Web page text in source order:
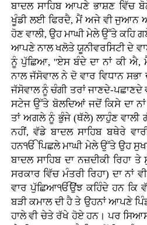
ਬਾਦਲ ਸਾਹਿਬ ਆਪਣੇ ਭਾਸ਼ਣ
ਖੂੰਡੀ ਲਈ ਫਿਰਦੈ, ਮੈਂ ਅਜੇ ਵੀ
ਹੋਣ ਵਾਲੀ, ਉਹ ਮਾਘੀ ਮੇਲੇ ਉੱਤੇ ਕਹਿ
ਆਪਣੇ ਨਾਲ ਖਲੋਤੇ ਯੂਨੀਵਰਸਿਟੀ ਦੇ
ਨੂੰ ਪੁੱਛਿਆ, ''ਏਸ ਬੰਦੇ ਦਾ ਨਾਂ ਕੀ ਐ,
ਨਾਲ ਜੱਸੋਵਾਲ ਨੇ ਦੋ ਵਾਰ ਵਿਧਾਨ
ਜੱਸੋਵਾਲ ਨੂੰ ਚੰਗੀ ਤਰਾਂ ਜਾਣਦੇ-
ਸਟੇਜ ਉੱਤੇ ਬੋਲਦਿਆਂ ਜਦੋਂ ਕਿਸੇ ਦਾ
ਤਾਂ ਅਗਲੇ ਨੂੰ ਭੁੰਜੇ (ਥੱਲੇ) ਲਾਹੁੰਣ
ਨਹੀਂ, ਵੱਡੇ ਬਾਦਲ ਸਾਹਿਬ ਬਥੇਰੇ
ਹਨੴ ਪਿਛਲੇ ਮਾਘੀ ਮੇਲੇ ਉੱਤੇ ਉਹ
ਬਾਦਲ ਸਾਹਿਬ ਦਾ ਨਜ਼ਦੀਕੀ ਰਿਹਾ
ਸਰਕਾਰ ਵਿੱਚ ਮੰਤਰੀ ਰਿਹਾ) ਦਾ ਨਾਂ
ਵਾਰ ਪੁੱਛਿਆੴਉਂਝ ਕਹਿੰਦੇ ਹਨ ਕਿ
ਬੜੀ ਕਮਾਲ ਦੀ ਹੈ ਤੇ ਉਹਨਾਂ ਆਪਣੇ
ਹਾਲੇ ਵੀ ਚੇਤੇ ਰੱਖੇ ਹੋਏ ਹਨ। ਪਰ